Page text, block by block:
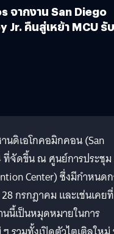
จากงาน San Diego
Jr. คืนสู่เหย้า MCU รับ
นดิเอโกคอมิกคอน (San
ที่จัดขึ้น ณ ศูนย์การประชุม
Center) ซึ่งมีกำหนด
กรกฎาคม และเช่นเคยที่
นี้เป็นหมุดหมายในการ